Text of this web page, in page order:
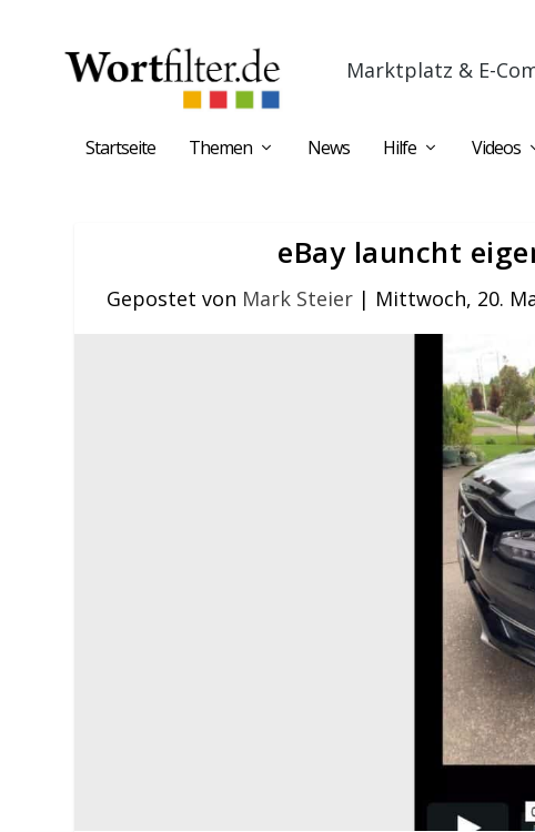
Marktplatz & E-
Startseite Themen News Hilfe Videos
eBay launcht
Gepostet von Mark Steier | Mittwoch, 20.